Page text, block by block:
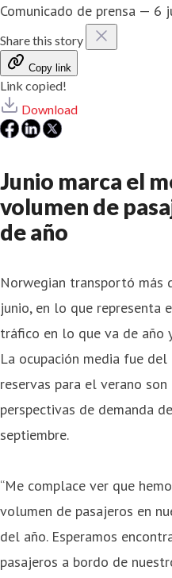
Comunicado de prensa — 6
Share this story
Copy link
Link copied!
Download
Junio marca el
volumen de
de año
Norwegian transportó más
junio, en lo que representa
tráfico en lo que va de año
La ocupación media fue
reservas para el verano
perspectivas de demanda
septiembre.
“Me complace ver que
volumen de pasajeros en
del año. Esperamos
pasajeros a bordo de